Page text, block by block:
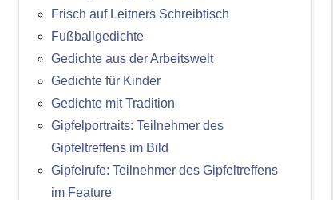
Frisch auf Leitners Schreibtisch
Fußballgedichte
Gedichte aus der Arbeitswelt
Gedichte für Kinder
Gedichte mit Tradition
Gipfelportraits: Teilnehmer des
Gipfeltreffens im Bild
Gipfelrufe: Teilnehmer des Gipfeltreffens
im Feature